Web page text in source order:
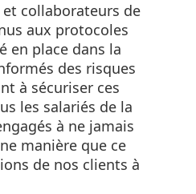
et collaborateurs de
aux protocoles
en place dans la
des risques
à sécuriser ces
les salariés de la
à ne jamais
manière que ce
de nos clients à